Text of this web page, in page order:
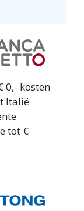
0,- kosten
Italië
tot €